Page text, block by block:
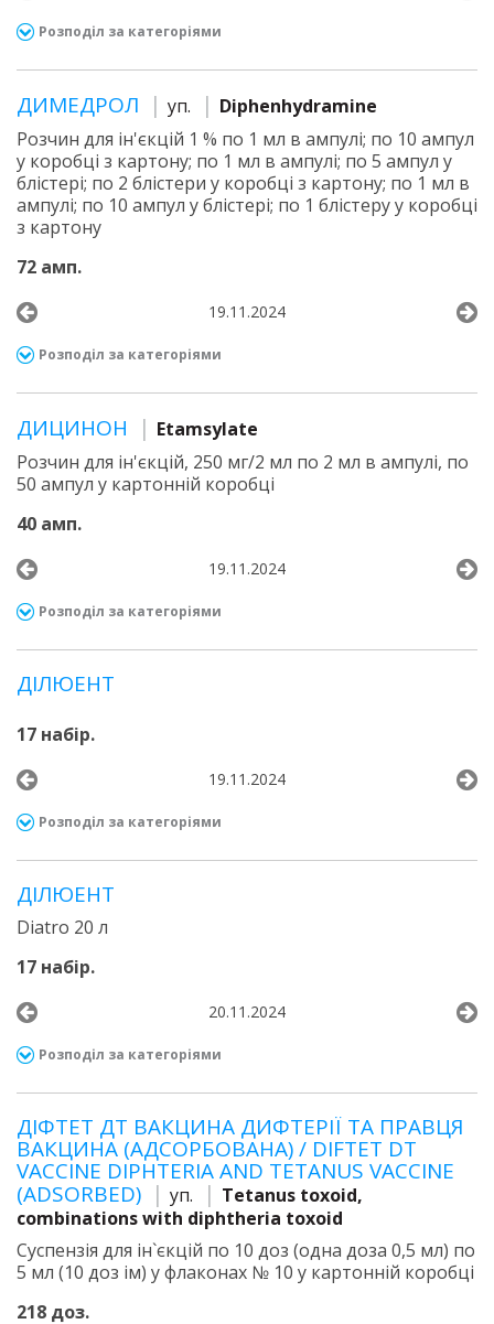
Розподіл за категоріями
ДИМЕДРОЛ уп.
Diphenhydramine
Розчин для ін'єкцій 1 % по 1 мл в ампулі; по 10 ампул
у коробці з картону; по 1 мл в ампулі; по 5 ампул у
блістері; по 2 блістери у коробці з картону; по 1 мл в
ампулі; по 10 ампул у блістері; по 1 блістеру у коробці
з картону
72 амп.
19.11.2024
Розподіл за категоріями
ДИЦИНОН
Etamsylate
Розчин для ін'єкцій, 250 мг/2 мл по 2 мл в ампулі, по
50 ампул у картонній коробці
40 амп.
19.11.2024
Розподіл за категоріями
ДІЛЮЕНТ
17 набір.
19.11.2024
Розподіл за категоріями
ДІЛЮЕНТ
Diatro 20 л
17 набір.
20.11.2024
Розподіл за категоріями
ДІФТЕТ ДТ ВАКЦИНА ДИФТЕРІЇ ТА ПРАВЦЯ
ВАКЦИНА (АДСОРБОВАНА) / DIFTET DT
VACCINE DIPHTERIA AND TETANUS VACCINE
(ADSORBED)
уп.
Tetanus toxoid,
combinations with diphtheria toxoid
Суспензія для ін`єкцій по 10 доз (одна доза 0,5 мл) по
5 мл (10 доз ім) у флаконах № 10 у картонній коробці
218 доз.